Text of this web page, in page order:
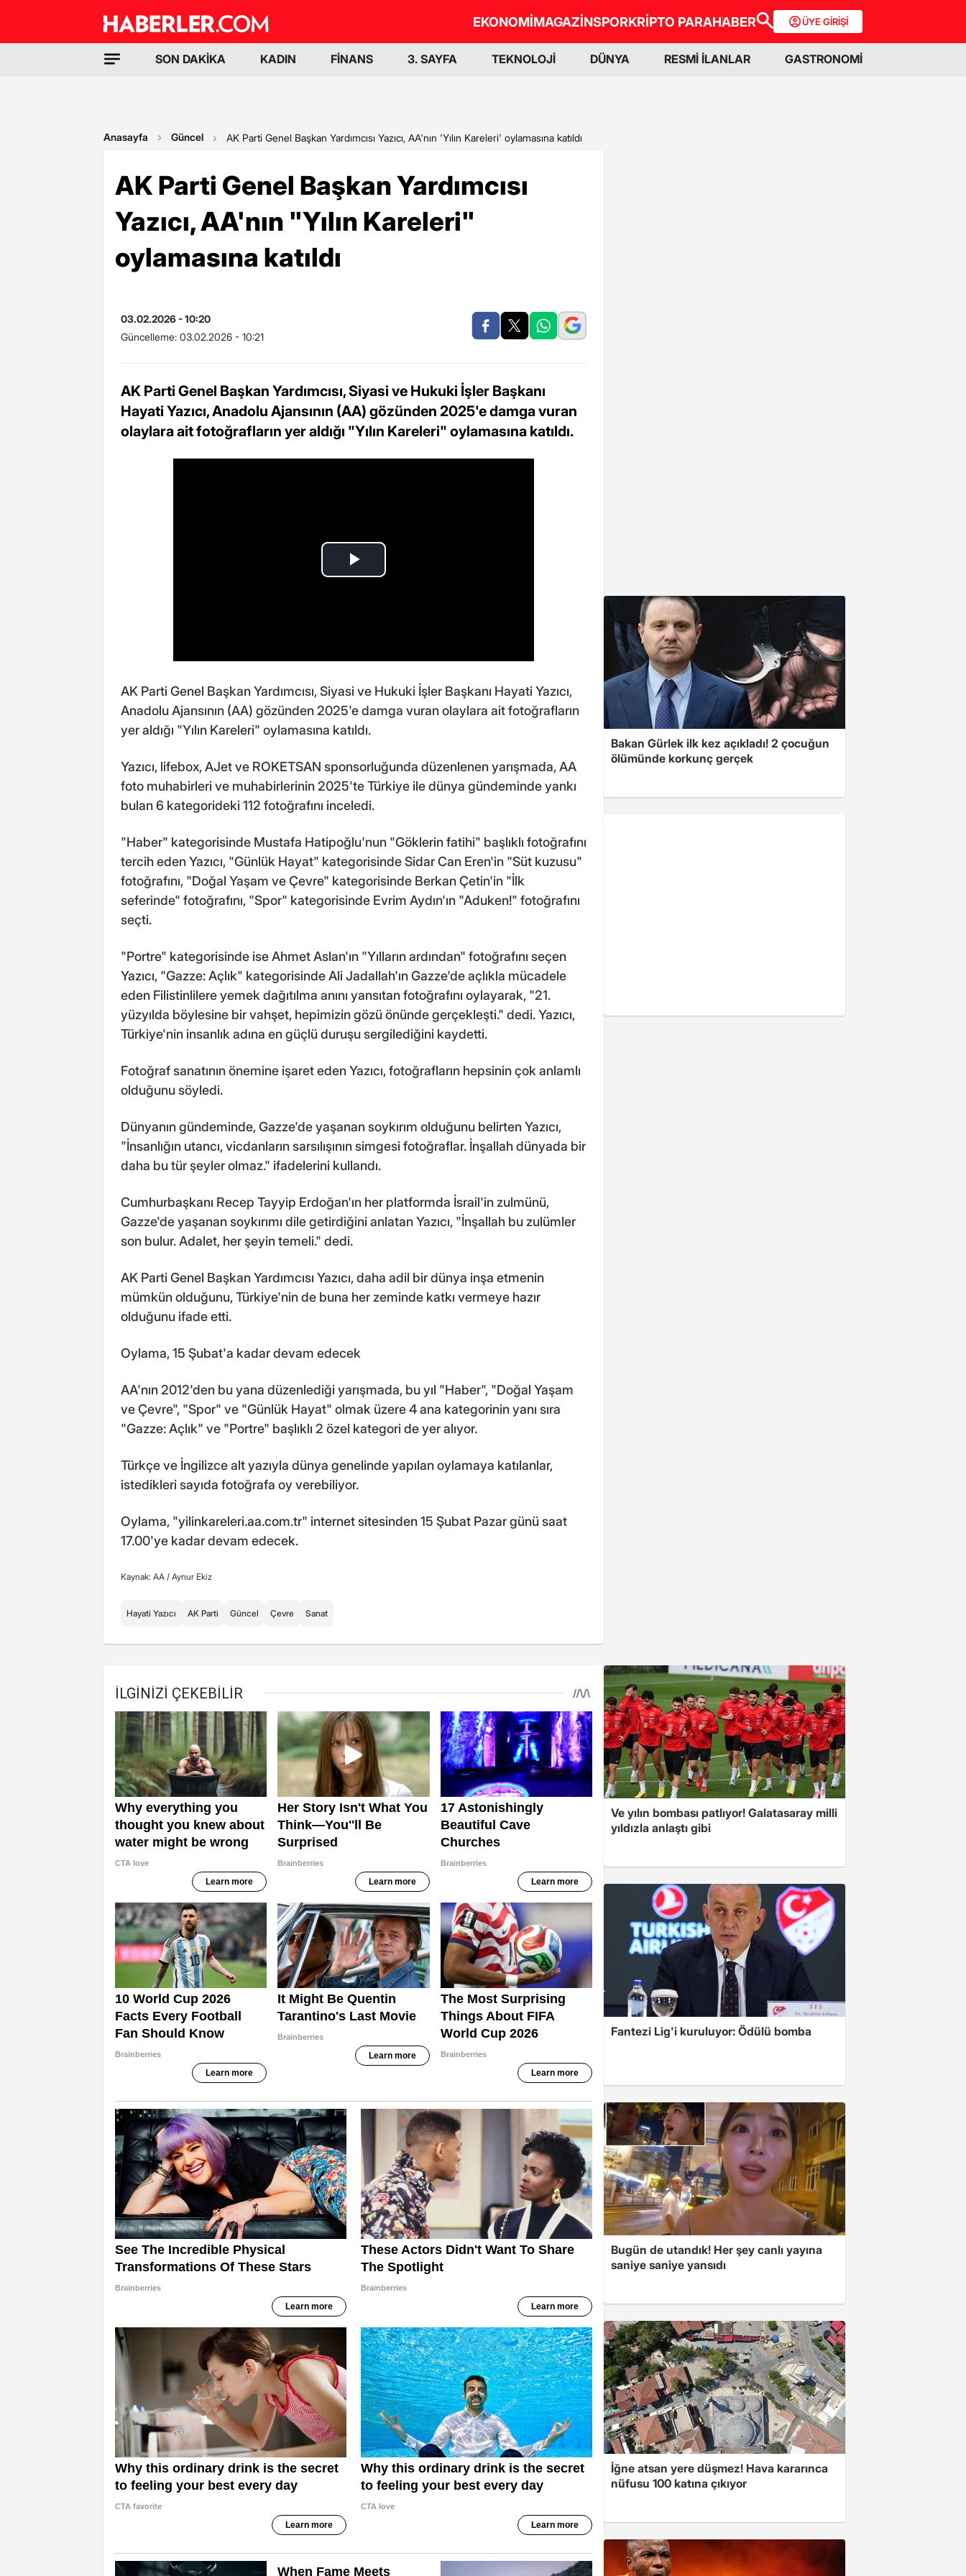
EKONOMİMAGAZİNSPORKRİPTO PARAHABER ÜYE GİRİŞİ
SON DAKİKA KADIN FİNANS 3. SAYFA TEKNOLOJİ DÜNYA RESMİ İLANLAR GASTRONOMİ
Anasayfa Güncel AK Parti Genel Başkan Yardımcısı Yazıcı, AA'nın 'Yılın Kareleri' oylamasına katıldı
AK Parti Genel Başkan Yardımcısı
Yazıcı, AA'nın "Yılın Kareleri"
oylamasına katıldı
03.02.2026 - 10:20
Güncelleme: 03.02.2026 - 10:21
AK Parti Genel Başkan Yardımcısı, Siyasi ve Hukuki İşler Başkanı
Hayati Yazıcı, Anadolu Ajansının (AA) gözünden 2025'e damga vuran
olaylara ait fotoğrafların yer aldığı "Yılın Kareleri" oylamasına katıldı.
AK Parti Genel Başkan Yardımcısı, Siyasi ve Hukuki İşler Başkanı Hayati Yazıcı,
Anadolu Ajansının (AA) gözünden 2025'e damga vuran olaylara ait fotoğrafların
yer aldığı "Yılın Kareleri" oylamasına katıldı.
Yazıcı, lifebox, AJet ve ROKETSAN sponsorluğunda düzenlenen yarışmada, AA
foto muhabirleri ve muhabirlerinin 2025'te Türkiye ile dünya gündeminde yankı
bulan 6 kategorideki 112 fotoğrafını inceledi.
"Haber" kategorisinde Mustafa Hatipoğlu'nun "Göklerin fatihi" başlıklı fotoğrafını
tercih eden Yazıcı, "Günlük Hayat" kategorisinde Sidar Can Eren'in "Süt kuzusu"
fotoğrafını, "Doğal Yaşam ve Çevre" kategorisinde Berkan Çetin'in "İlk
seferinde" fotoğrafını, "Spor" kategorisinde Evrim Aydın'ın "Aduken!" fotoğrafını
seçti.
"Portre" kategorisinde ise Ahmet Aslan'ın "Yılların ardından" fotoğrafını seçen
Yazıcı, "Gazze: Açlık" kategorisinde Ali Jadallah'ın Gazze'de açlıkla mücadele
eden Filistinlilere yemek dağıtılma anını yansıtan fotoğrafını oylayarak, "21.
yüzyılda böylesine bir vahşet, hepimizin gözü önünde gerçekleşti." dedi. Yazıcı,
Türkiye'nin insanlık adına en güçlü duruşu sergilediğini kaydetti.
Fotoğraf sanatının önemine işaret eden Yazıcı, fotoğrafların hepsinin çok anlamlı
olduğunu söyledi.
Dünyanın gündeminde, Gazze'de yaşanan soykırım olduğunu belirten Yazıcı,
"İnsanlığın utancı, vicdanların sarsılışının simgesi fotoğraflar. İnşallah dünyada bir
daha bu tür şeyler olmaz." ifadelerini kullandı.
Cumhurbaşkanı Recep Tayyip Erdoğan'ın her platformda İsrail'in zulmünü,
Gazze'de yaşanan soykırımı dile getirdiğini anlatan Yazıcı, "İnşallah bu zulümler
son bulur. Adalet, her şeyin temeli." dedi.
AK Parti Genel Başkan Yardımcısı Yazıcı, daha adil bir dünya inşa etmenin
mümkün olduğunu, Türkiye'nin de buna her zeminde katkı vermeye hazır
olduğunu ifade etti.
Oylama, 15 Şubat'a kadar devam edecek
AA'nın 2012'den bu yana düzenlediği yarışmada, bu yıl "Haber", "Doğal Yaşam
ve Çevre", "Spor" ve "Günlük Hayat" olmak üzere 4 ana kategorinin yanı sıra
"Gazze: Açlık" ve "Portre" başlıklı 2 özel kategori de yer alıyor.
Türkçe ve İngilizce alt yazıyla dünya genelinde yapılan oylamaya katılanlar,
istedikleri sayıda fotoğrafa oy verebiliyor.
Oylama, "yilinkareleri.aa.com.tr" internet sitesinden 15 Şubat Pazar günü saat
17.00'ye kadar devam edecek.
Kaynak: AA / Aynur Ekiz
Hayati Yazıcı AK Parti Güncel Çevre Sanat
Bakan Gürlek ilk kez açıkladı! 2 çocuğun
ölümünde korkunç gerçek
Ve yılın bombası patlıyor! Galatasaray milli
yıldızla anlaştı gibi
Fantezi Lig'i kuruluyor: Ödülü bomba
Bugün de utandık! Her şey canlı yayına
saniye saniye yansıdı
İğne atsan yere düşmez! Hava kararınca
nüfusu 100 katına çıkıyor